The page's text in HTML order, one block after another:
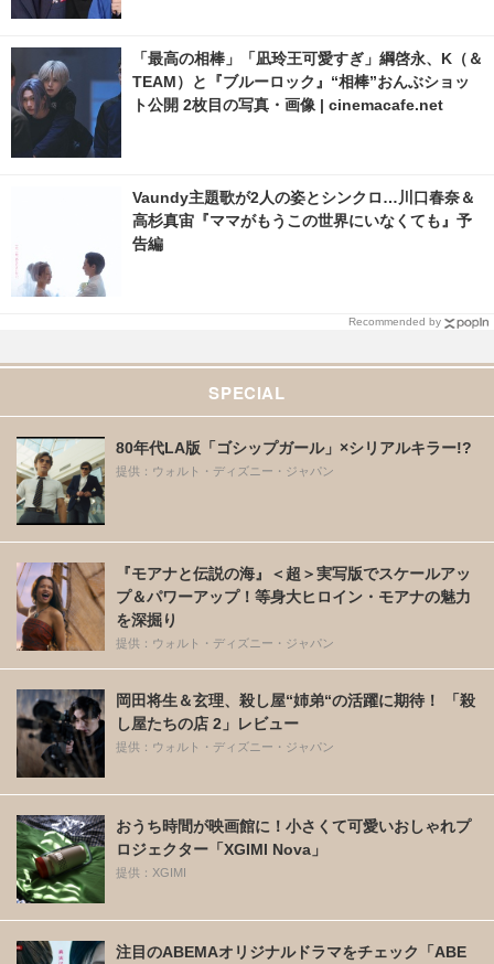
「最高の相棒」「凪玲王可愛すぎ」綱啓永、K（＆
TEAM）と『ブルーロック』“相棒”おんぶショッ
ト公開 2枚目の写真・画像 | cinemacafe.net
Vaundy主題歌が2人の姿とシンクロ…川口春奈＆
高杉真宙『ママがもうこの世界にいなくても』予
告編
Recommended by
SPECIAL
80年代LA版「ゴシップガール」×シリアルキラー!?
提供：ウォルト・ディズニー・ジャパン
『モアナと伝説の海』＜超＞実写版でスケールアッ
プ＆パワーアップ！等身大ヒロイン・モアナの魅力
を深掘り
提供：ウォルト・ディズニー・ジャパン
岡田将生＆玄理、殺し屋“姉弟“の活躍に期待！ 「殺
し屋たちの店 2」レビュー
提供：ウォルト・ディズニー・ジャパン
おうち時間が映画館に！小さくて可愛いおしゃれプ
ロジェクター「XGIMI Nova」
提供：XGIMI
注目のABEMAオリジナルドラマをチェック「ABE